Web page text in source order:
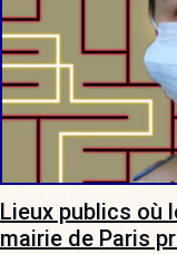
Lieux publics où
mairie de Paris